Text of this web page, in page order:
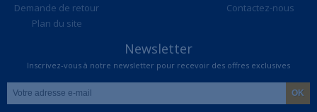
Demande de retour
Plan du site
Contactez-nous
Newsletter
Inscrivez-vous à notre newsletter pour recevoir des offres exclusives